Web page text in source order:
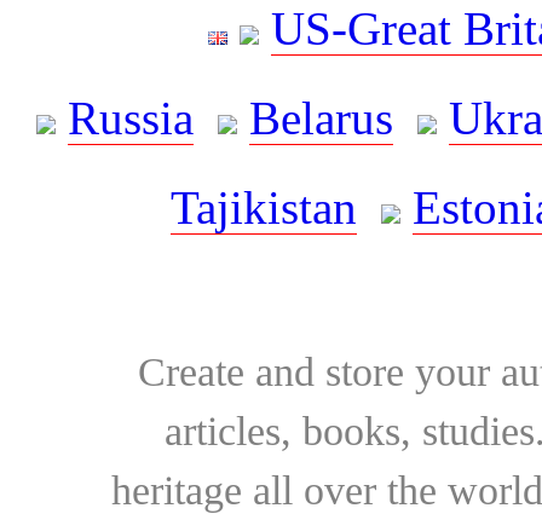
US-Great
Russia
Belarus
Tajikistan
Create and store your
articles, books,
heritage all over the